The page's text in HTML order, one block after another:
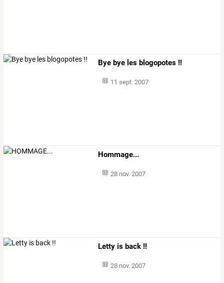
Bye bye les blogopotes !!
11 sept. 2007
Hommage...
28 nov. 2007
Letty is back !!
28 nov. 2007